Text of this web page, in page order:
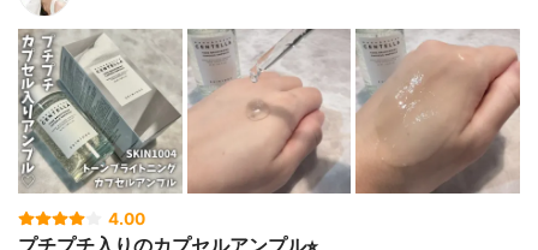
4.00
プチプチ入りのカプセルアンプル⭐︎